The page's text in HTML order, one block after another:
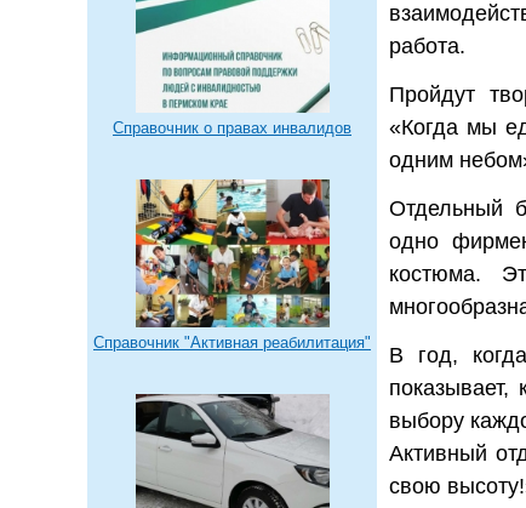
Справочник о правах инвалидов
Справочник "Активная реабилитация"
работа.
Пройдут
«Когда мы
одним
Отдельный
одно
костюма.
В год,
выбору
Активный
свою